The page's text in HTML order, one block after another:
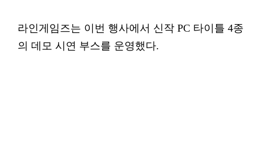
라인게임즈는 이번 행사에서 신작 PC 타이틀 4종
의 데모 시연 부스를 운영했다.